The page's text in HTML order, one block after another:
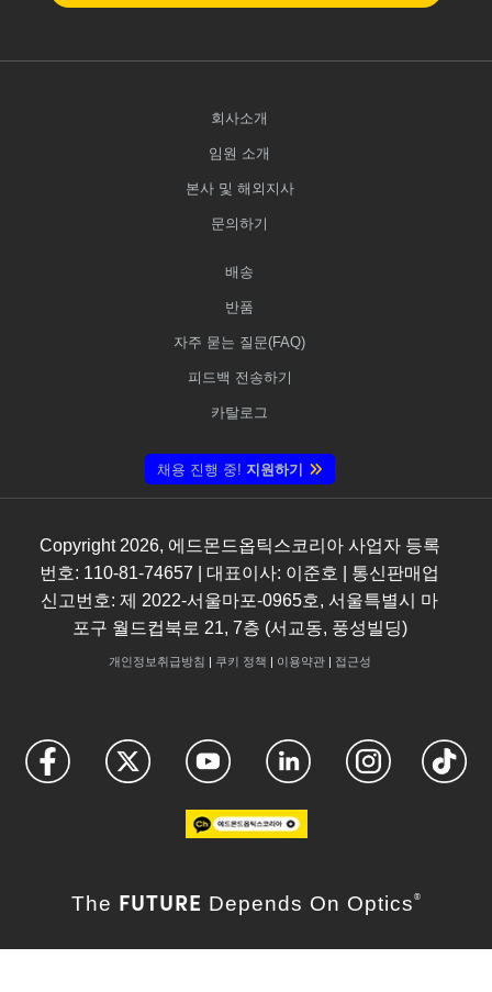
회사소개
임원 소개
본사 및 해외지사
문의하기
배송
반품
자주 묻는 질문(FAQ)
피드백 전송하기
카탈로그
채용 진행 중! 지원하기
Copyright 2026, 에드몬드옵틱스코리아 사업자 등록
번호: 110-81-74657 | 대표이사: 이준호 | 통신판매업
신고번호: 제 2022-서울마포-0965호, 서울특별시 마
포구 월드컵북로 21, 7층 (서교동, 풍성빌딩)
개인정보취급방침 | 쿠키 정책 | 이용약관| 접근성
The FUTURE Depends On Optics ®